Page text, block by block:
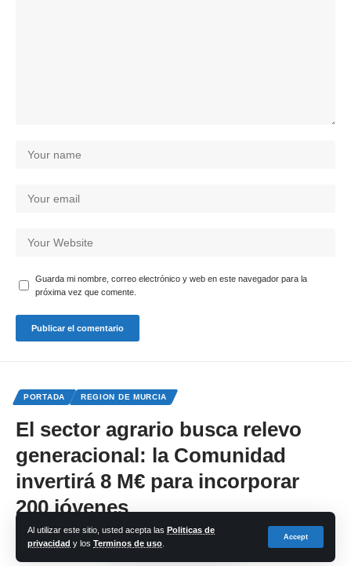
Al utilizar este sitio, usted acepta las Politicas de
privacidad y los Terminos de uso
Accept
Guarda mi nombre, correo electrónico y web en este navegador para la
próxima vez que comente.
PORTADA REGION DE MURCIA
El sector agrario busca relevo
generacional: la Comunidad
invertirá 8 M€ para incorporar
200 jóvenes
Share